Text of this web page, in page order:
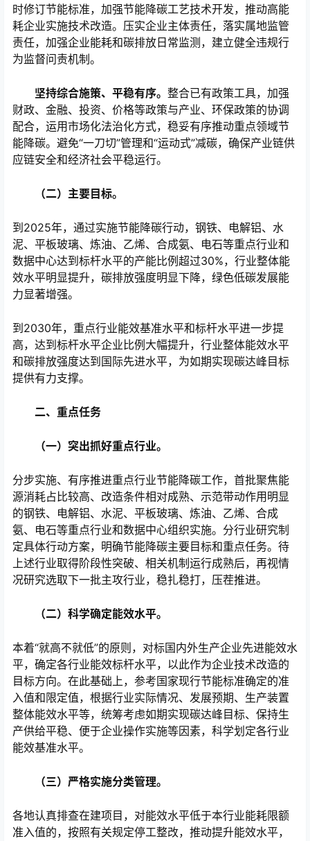
时修订节能标准，加强节能降碳工艺技术开发，推动高能
耗企业实施技术改造。压实企业主体责任，落实属地监管
责任，加强企业能耗和碳排放日常监测，建立健全违规行
为监督问责机制。
坚持综合施策、平稳有序。 整合已有政策工具，加强
财政、金融、投资、价格等政策与产业、环保政策的协调
配合，运用市场化法治化方式，稳妥有序推动重点领域节
能降碳。避免“一刀切”管理和“运动式”减碳，确保产业链供
应链安全和经济社会平稳运行。
（二）主要目标。
到2025年，通过实施节能降碳行动，钢铁、电解铝、水
泥、平板玻璃、炼油、乙烯、合成氨、电石等重点行业和
数据中心达到标杆水平的产能比例超过30%，行业整体能
效水平明显提升，碳排放强度明显下降，绿色低碳发展能
力显著增强。
到2030年，重点行业能效基准水平和标杆水平进一步提
高，达到标杆水平企业比例大幅提升，行业整体能效水平
和碳排放强度达到国际先进水平，为如期实现碳达峰目标
提供有力支撑。
二、重点任务
（一）突出抓好重点行业。
分步实施、有序推进重点行业节能降碳工作，首批聚焦能
源消耗占比较高、改造条件相对成熟、示范带动作用明显
的钢铁、电解铝、水泥、平板玻璃、炼油、乙烯、合成
氨、电石等重点行业和数据中心组织实施。分行业研究制
定具体行动方案，明确节能降碳主要目标和重点任务。待
上述行业取得阶段性突破、相关机制运行成熟后，再视情
况研究选取下一批主攻行业，稳扎稳打，压茬推进。
（二）科学确定能效水平。
本着“就高不就低”的原则，对标国内外生产企业先进能效水
平，确定各行业能效标杆水平，以此作为企业技术改造的
目标方向。在此基础上，参考国家现行节能标准确定的准
入值和限定值，根据行业实际情况、发展预期、生产装置
整体能效水平等，统筹考虑如期实现碳达峰目标、保持生
产供给平稳、便于企业操作实施等因素，科学划定各行业
能效基准水平。
（三）严格实施分类管理。
各地认真排查在建项目，对能效水平低于本行业能耗限额
准入值的，按照有关规定停工整改，推动提升能效水平，